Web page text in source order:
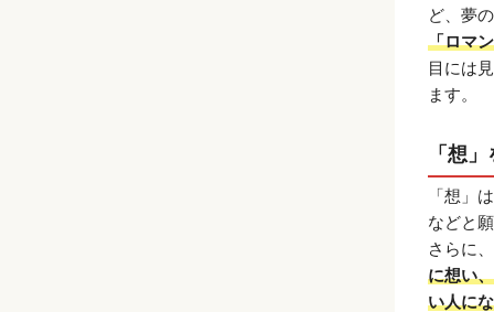
ど、夢
「ロマ
目には
ます。
「想
「想」
などと
さらに
に想い
い人に